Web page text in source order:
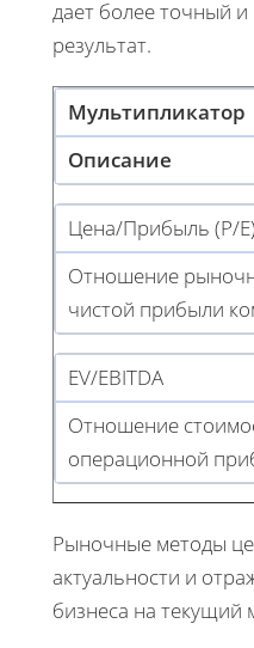
дает более точный
результат.
Мультипликатор
Описание
Цена/Прибыль (P/E)
Отношение
чистой прибыли
EV/EBITDA
Отношение
операционной
Рыночные методы
актуальности и
бизнеса на текущий